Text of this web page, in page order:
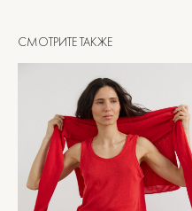
СМОТРИТЕ ТАКЖЕ
САНКТ-ПЕТЕРБУРГ
Офицерский переулок, 8с2
shop@maisonparis.ru